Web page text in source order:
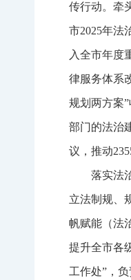
传行动。牵
市2025年法
入全市年度
律服务体系
规划两方案
部门的法治
议，推动
落实法
立法制规、
帆赋能（法
提升全市各
工作处”，